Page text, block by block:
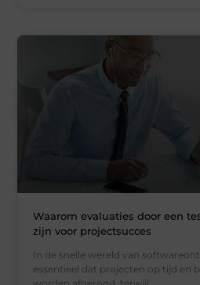
Waarom evaluaties door een
zijn voor projectsucces
In de snelle wereld van
essentieel dat projecten op tijd en